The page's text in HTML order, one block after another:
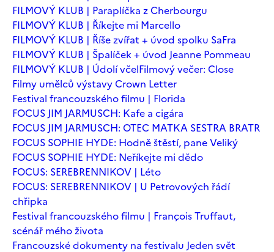
FILMOVÝ KLUB | Paraplíčka z Cherbourgu
FILMOVÝ KLUB | Říkejte mi Marcello
FILMOVÝ KLUB | Říše zvířat + úvod spolku SaFra
FILMOVÝ KLUB | Špalíček + úvod Jeanne Pommeau
FILMOVÝ KLUB | Údolí včelFilmový večer: Close
Filmy umělců výstavy Crown Letter
Festival francouzského filmu | Florida
FOCUS JIM JARMUSCH: Kafe a cigára
FOCUS JIM JARMUSCH: OTEC MATKA SESTRA BRATR
FOCUS SOPHIE HYDE: Hodně štěstí, pane Veliký
FOCUS SOPHIE HYDE: Neříkejte mi dědo
FOCUS: SEREBRENNIKOV | Léto
FOCUS: SEREBRENNIKOV | U Petrovových řádí
chřipka
Festival francouzského filmu | François Truffaut,
scénář mého života
Francouzské dokumenty na festivalu Jeden svět